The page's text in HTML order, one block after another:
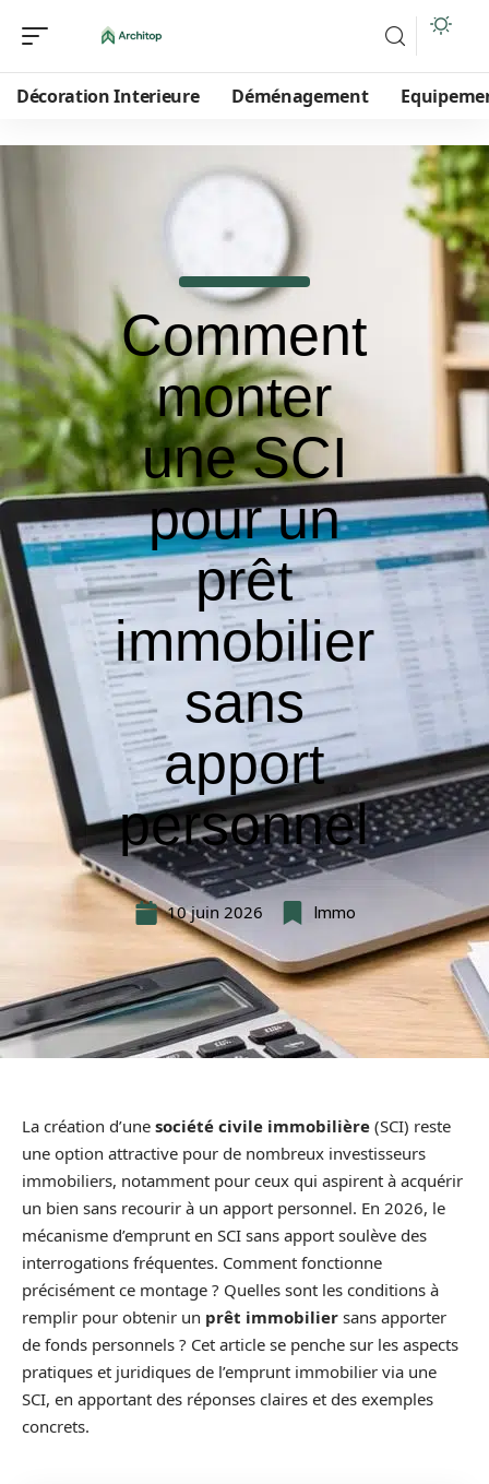
Décoration Interieure Déménagement
Comment
monter
une SCI
pour un
prêt
immobilier
sans
apport
personnel
10 juin 2026 Immo
La création d’une société civile immobilière (SCI) reste
une option attractive pour de nombreux investisseurs
immobiliers, notamment pour ceux qui aspirent à acquérir
un bien sans recourir à un apport personnel. En 2026, le
mécanisme d’emprunt en SCI sans apport soulève des
interrogations fréquentes. Comment fonctionne
précisément ce montage ? Quelles sont les conditions à
remplir pour obtenir un prêt immobilier sans apporter
de fonds personnels ? Cet article se penche sur les aspects
pratiques et juridiques de l’emprunt immobilier via une
SCI, en apportant des réponses claires et des exemples
concrets.